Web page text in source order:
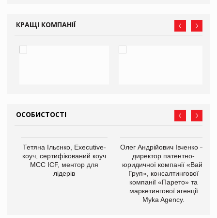
КРАЩІ КОМПАНІЇ
ОСОБИСТОСТІ
Тетяна Ільєнко, Executive-
коуч, сертифікований коуч
МСС ICF, ментор для
лідерів
Олег Андрійович Івченко —
директор патентно-
юридичної компанії «Вайз
Груп», консалтингової
компанії «Парето» та
маркетингової агенції
Myka Agency.